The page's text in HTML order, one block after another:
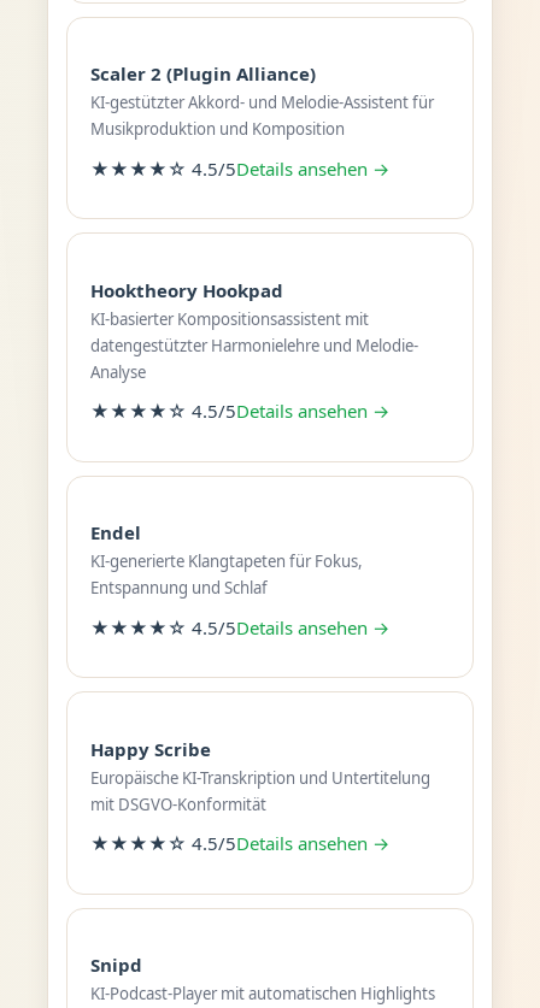
Scaler 2 (Plugin Alliance)
KI-gestützter Akkord- und Melodie-Assistent für
Musikproduktion und Komposition
★★★★☆ 4.5/5Details ansehen →
Hooktheory Hookpad
KI-basierter Kompositionsassistent mit
datengestützter Harmonielehre und Melodie-
Analyse
★★★★☆ 4.5/5Details ansehen →
Endel
KI-generierte Klangtapeten für Fokus,
Entspannung und Schlaf
★★★★☆ 4.5/5Details ansehen →
Happy Scribe
Europäische KI-Transkription und Untertitelung
mit DSGVO-Konformität
★★★★☆ 4.5/5Details ansehen →
Snipd
KI-Podcast-Player mit automatischen Highlights